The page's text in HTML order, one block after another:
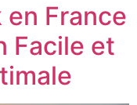
en France
Facile et